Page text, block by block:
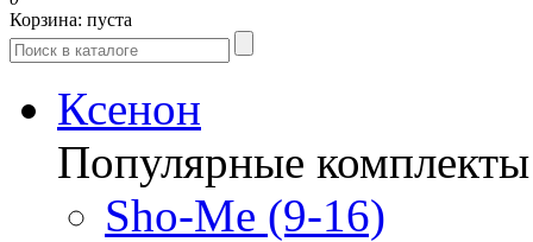
Корзина: пуста
Ксенон
Популярные комплекты
Sho-Me (9-16)